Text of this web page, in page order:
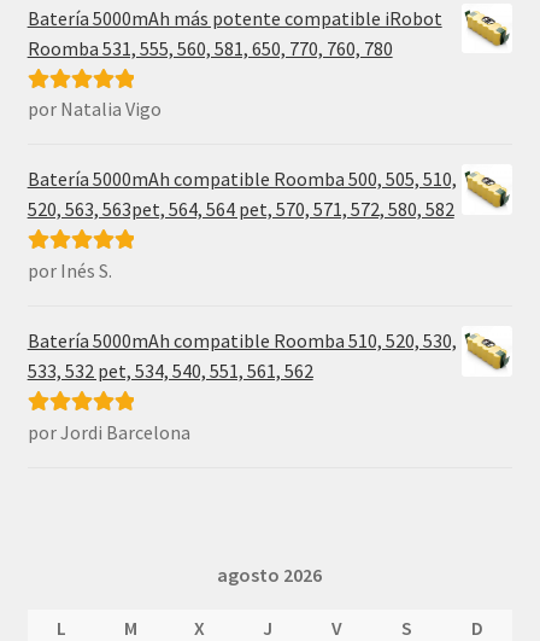
Batería 5000mAh más potente compatible iRobot
Roomba 531, 555, 560, 581, 650, 770, 760, 780
Valorado con
por Natalia Vigo
Batería 5000mAh compatible Roomba 500, 505, 510,
520, 563, 563pet, 564, 564 pet, 570, 571, 572, 580, 582
Valorado con
por Inés S.
Batería 5000mAh compatible Roomba 510, 520, 530,
533, 532 pet, 534, 540, 551, 561, 562
Valorado con
por Jordi Barcelona
agosto 2026
L M X J V S
D